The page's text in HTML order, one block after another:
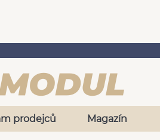
prodejců Magazín